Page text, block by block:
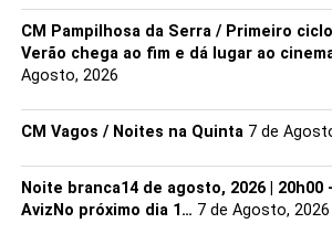
Ao acolher esta primeira edição
Município de Portalegre reafirma o seu
a educação, a juventude e a promoção
fortalecem a cidadania, o diálogo
cooperação entre territórios.
O Município agradece à organização:
António Vieira, ao Laboratório de
Alentejo, ao Instituto Politécnico de
CM Pampilhosa da Serra / Primeiro
Verão chega ao fim e dá lugar ao
Agosto, 2026
CM Vagos / Noites na Quinta 7 de
Noite branca14 de agosto, 2026 | 20h00
AvizNo próximo dia 1… 7 de Agosto, 2026